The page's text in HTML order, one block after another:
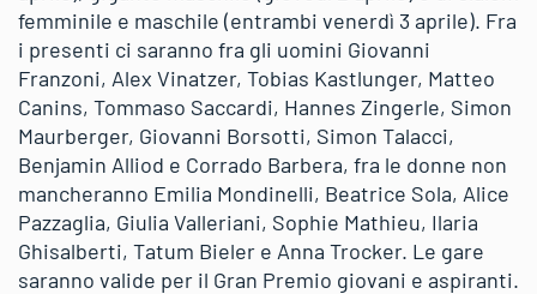
femminile e maschile (entrambi venerdì 3 aprile). Fra
i presenti ci saranno fra gli uomini Giovanni
Franzoni, Alex Vinatzer, Tobias Kastlunger, Matteo
Canins, Tommaso Saccardi, Hannes Zingerle, Simon
Maurberger, Giovanni Borsotti, Simon Talacci,
Benjamin Alliod e Corrado Barbera, fra le donne non
mancheranno Emilia Mondinelli, Beatrice Sola, Alice
Pazzaglia, Giulia Valleriani, Sophie Mathieu, Ilaria
Ghisalberti, Tatum Bieler e Anna Trocker. Le gare
saranno valide per il Gran Premio giovani e aspiranti.